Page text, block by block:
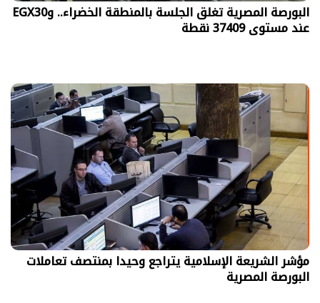
البورصة المصرية تغلق الجلسة بالمنطقة الخضراء.. وEGX30
عند مستوى 37409 نقطة
مؤشر الشريعة الإسلامية يتراجع وحيدا بمنتصف تعاملات
البورصة المصرية